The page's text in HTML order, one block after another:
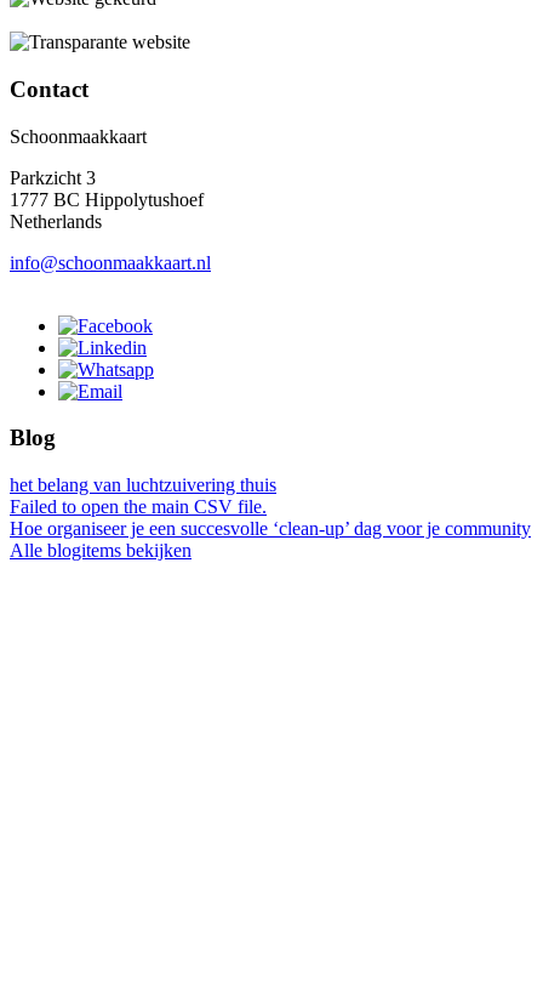
Contact
Schoonmaakkaart
Parkzicht 3
1777 BC Hippolytushoef
Netherlands
info@schoonmaakkaart.nl
Blog
het belang van luchtzuivering thuis
Failed to open the main CSV file.
Hoe organiseer je een succesvolle ‘clean-up’ dag voor je community
Alle blogitems bekijken